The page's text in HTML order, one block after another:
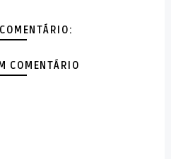
COMENTÁRIO